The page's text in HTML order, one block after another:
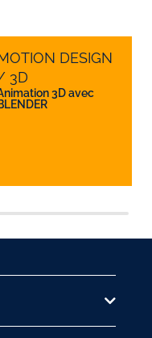
DESIGN
3D
3D avec